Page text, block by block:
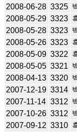
2008-06-28 3325
2008-05-29 3323
2008-05-28 3323
2008-05-26 3323
2008-05-09 3322
2008-05-05 3321
2008-04-13 3320
2007-12-19 3314
2007-11-14 3312
2007-10-26 3312
2007-09-12 3310